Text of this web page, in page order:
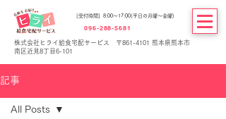
[受付時間] 8:00～17:00(平日の月曜～金曜)
096-288-5681
株式会社ヒライ給食宅配サービス 〒861-4101 熊本県熊本市
南区近見8丁目6-101
記事
All Posts